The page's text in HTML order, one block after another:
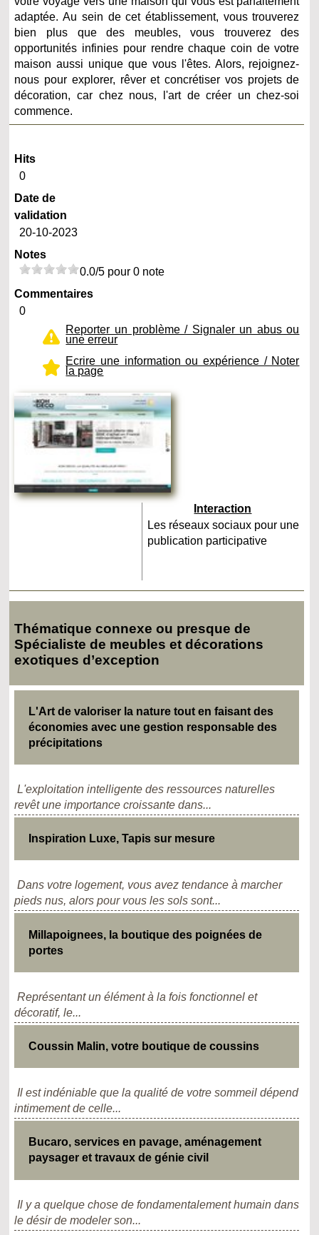
adaptée. Au sein de cet établissement, vous trouverez
bien plus que des meubles, vous trouverez des
opportunités infinies pour rendre chaque coin de votre
maison aussi unique que vous l'êtes. Alors, rejoignez-
nous pour explorer, rêver et concrétiser vos projets de
décoration, car chez nous, l'art de créer un chez-soi
commence.
Hits
0
Date de
validation
20-10-2023
Notes
0.0/5 pour 0 note
Commentaires
0
Reporter un problème / Signaler un abus ou
une erreur
Ecrire une information ou expérience / Noter
la page
Interaction
Les réseaux sociaux pour une
publication participative
Thématique connexe ou presque de
Spécialiste de meubles et décorations
exotiques d’exception
L'Art de valoriser la nature tout en faisant des
économies avec une gestion responsable des
précipitations
L'exploitation intelligente des ressources naturelles
revêt une importance croissante dans...
Inspiration Luxe, Tapis sur mesure
Dans votre logement, vous avez tendance à marcher
pieds nus, alors pour vous les sols sont...
Millapoignees, la boutique des poignées de
portes
Représentant un élément à la fois fonctionnel et
décoratif, le...
Coussin Malin, votre boutique de coussins
Il est indéniable que la qualité de votre sommeil dépend
intimement de celle...
Bucaro, services en pavage, aménagement
paysager et travaux de génie civil
Il y a quelque chose de fondamentalement humain dans
le désir de modeler son...